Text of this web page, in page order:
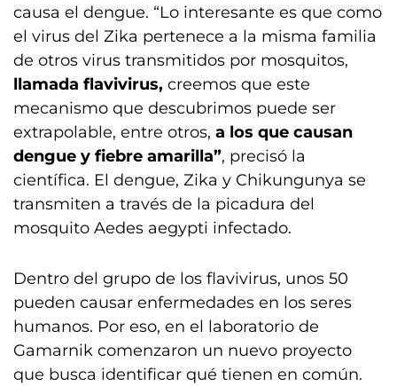
causa el dengue. “Lo interesante es que como
el virus del Zika pertenece a la misma familia
de otros virus transmitidos por mosquitos,
llamada flavivirus, creemos que este
mecanismo que descubrimos puede ser
extrapolable, entre otros, a los que causan
dengue y fiebre amarilla”, precisó la
científica. El dengue, Zika y Chikungunya se
transmiten a través de la picadura del
mosquito Aedes aegypti infectado.
Dentro del grupo de los flavivirus, unos 50
pueden causar enfermedades en los seres
humanos. Por eso, en el laboratorio de
Gamarnik comenzaron un nuevo proyecto
que busca identificar qué tienen en común.